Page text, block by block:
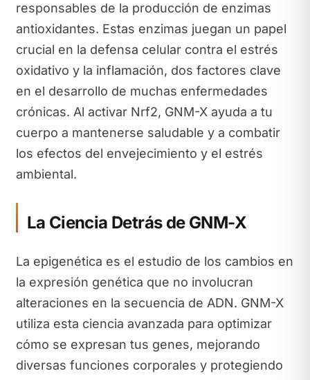
responsables de la producción de enzimas
antioxidantes. Estas enzimas juegan un papel
crucial en la defensa celular contra el estrés
oxidativo y la inflamación, dos factores clave
en el desarrollo de muchas enfermedades
crónicas. Al activar Nrf2, GNM-X ayuda a tu
cuerpo a mantenerse saludable y a combatir
los efectos del envejecimiento y el estrés
ambiental.
La Ciencia Detrás de GNM-X
La epigenética es el estudio de los cambios en
la expresión genética que no involucran
alteraciones en la secuencia de ADN. GNM-X
utiliza esta ciencia avanzada para optimizar
cómo se expresan tus genes, mejorando
diversas funciones corporales y protegiendo